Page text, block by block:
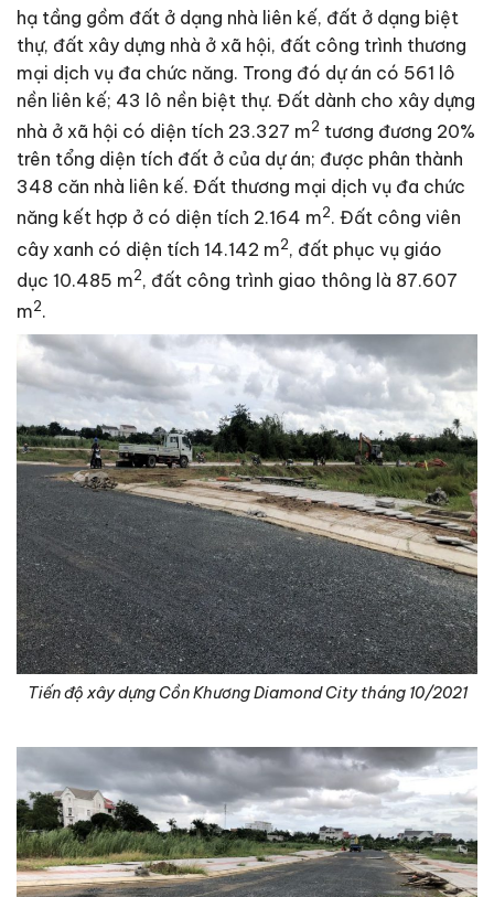
hạ tầng gồm đất ở dạng nhà liên kế, đất ở dạng biệt
thự, đất xây dựng nhà ở xã hội, đất công trình thương
mại dịch vụ đa chức năng. Trong đó dự án có 561 lô
nền liên kế; 43 lô nền biệt thự. Đất dành cho xây dựng
nhà ở xã hội có diện tích 23.327 m2 tương đương 20%
trên tổng diện tích đất ở của dự án; được phân thành
348 căn nhà liên kế. Đất thương mại dịch vụ đa chức
năng kết hợp ở có diện tích 2.164 m2. Đất công viên
cây xanh có diện tích 14.142 m2, đất phục vụ giáo
dục 10.485 m2, đất công trình giao thông là 87.607
m2.
Tiến độ xây dựng Cồn Khương Diamond City tháng 10/2021